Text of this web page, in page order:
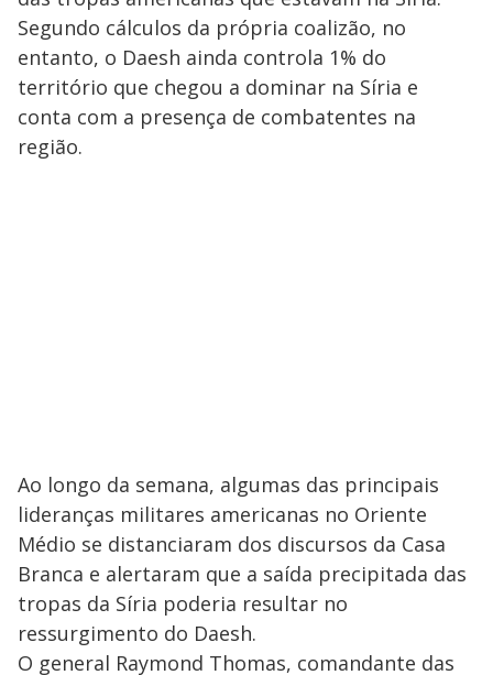
Segundo cálculos da própria coalizão, no
entanto, o Daesh ainda controla 1% do
território que chegou a dominar na Síria e
conta com a presença de combatentes na
região.
Ao longo da semana, algumas das principais
lideranças militares americanas no Oriente
Médio se distanciaram dos discursos da Casa
Branca e alertaram que a saída precipitada das
tropas da Síria poderia resultar no
ressurgimento do Daesh.
O general Raymond Thomas, comandante das